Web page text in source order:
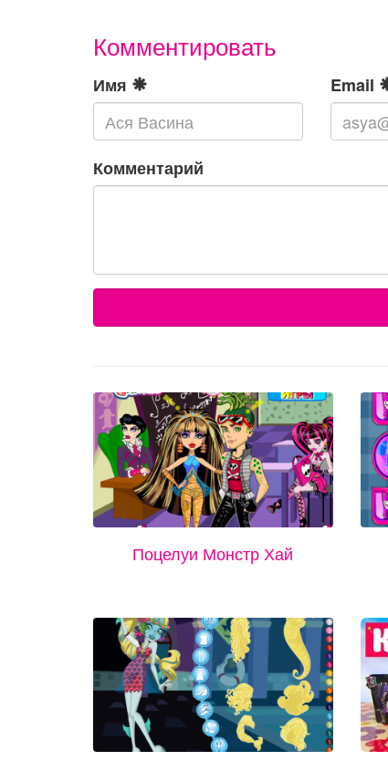
Комментировать
Имя Email
Комментарий
Поцелуи Монстр Хай